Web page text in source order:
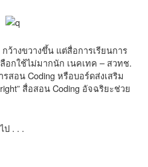
ว้างขวางขึ้น แต่สื่อการเรียนการ
อกใช้ไม่มากนัก เนคเทค – สวทช.
สอน Coding หรือบอร์ดส่งเสริม
สื่อสอน Coding อัจฉริยะช่วย
ป . . .